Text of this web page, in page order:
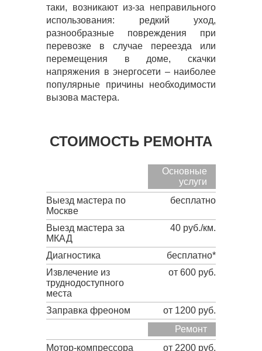
таки, возникают из-за неправильного
использования: редкий уход,
разнообразные повреждения при
перевозке в случае переезда или
перемещения в доме, скачки
напряжения в энергосети – наиболее
популярные причины необходимости
вызова мастера.
СТОИМОСТЬ РЕМОНТА
Основные
услуги
Выезд мастера по
Москве
бесплатно
Выезд мастера за
МКАД
40 руб./км.
Диагностика
бесплатно*
Извлечение из
труднодоступного
места
от 600 руб.
Заправка фреоном
от 1200 руб.
Ремонт
Мотор-компрессора
от 2200 руб.